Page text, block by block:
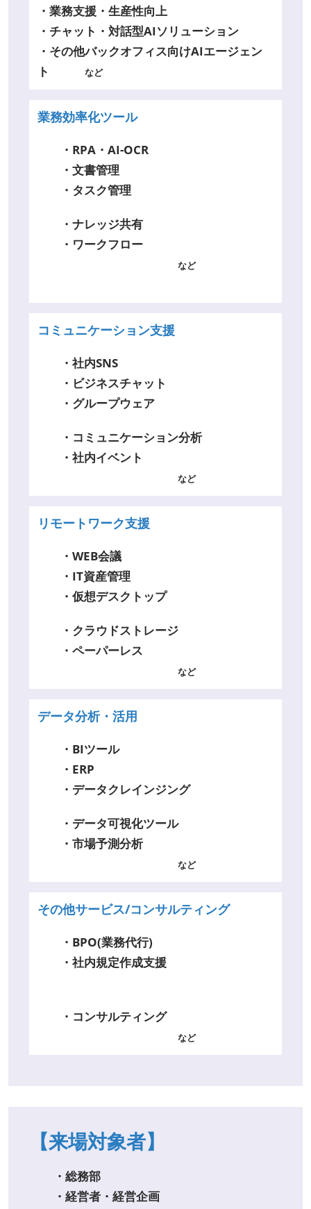
・業務支援・生産性向上
・チャット・対話型AIソリューション
・その他バックオフィス向けAIエージェン
ト
など
業務効率化ツール
・RPA・AI-OCR
・文書管理
・タスク管理
・ナレッジ共有
・ワークフロー
など
コミュニケーション支援
・社内SNS
・ビジネスチャット
・グループウェア
・コミュニケーション分析
・社内イベント
など
リモートワーク支援
・WEB会議
・IT資産管理
・仮想デスクトップ
・クラウドストレージ
・ペーパーレス
など
データ分析・活用
・BIツール
・ERP
・データクレインジング
・データ可視化ツール
・市場予測分析
など
その他サービス/コンサルティング
・BPO(業務代行)
・社内規定作成支援
・コンサルティング
など
【来場対象者】
・総務部
・経営者・経営企画